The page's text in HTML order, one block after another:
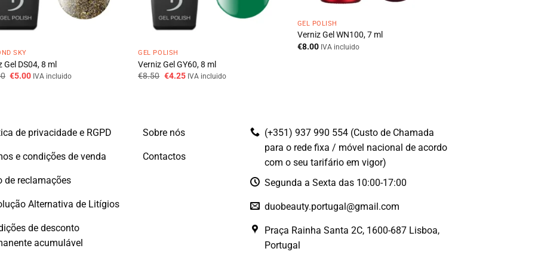
SKY
Gel DS04, 8 ml
O
€5.00OIVA incluido
GEL POLISH
Verniz Gel GY60, 8 ml
€8.50 O
€4.25OIVA incluido
GEL POLISH
Verniz Gel WN100, 7 ml
€8.00 IVA incluido
de privacidade e RGPD
e condições de venda
de reclamações
Alternativa de Litígios
de desconto
acumulável
Sobre nós
Contactos
(+351) 937 990 554 (Custo de Chamada
para o rede fixa / móvel nacional de acordo
com o seu tarifário em vigor)
Segunda a Sexta das 10:00-17:00
duobeauty.portugal@gmail.com
Praça Rainha Santa 2C, 1600-687 Lisboa,
Portugal